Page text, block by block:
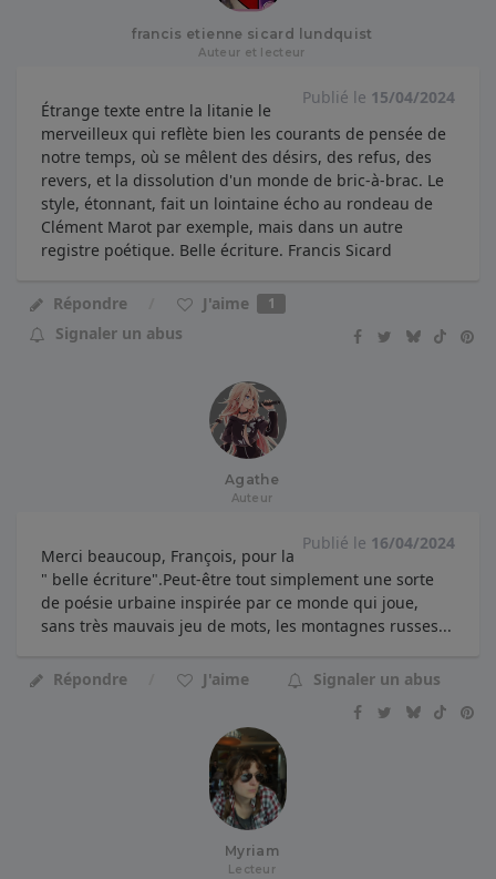
francis etienne sicard lundquist
Auteur et lecteur
Publié le 15/04/2024
Étrange texte entre la litanie le
merveilleux qui reflète bien les courants de pensée de
notre temps, où se mêlent des désirs, des refus, des
revers, et la dissolution d'un monde de bric-à-brac. Le
style, étonnant, fait un lointaine écho au rondeau de
Clément Marot par exemple, mais dans un autre
registre poétique. Belle écriture. Francis Sicard
Répondre J'aime 1
Signaler un abus
Agathe
Auteur
Publié le 16/04/2024
Merci beaucoup, François, pour la
" belle écriture".Peut-être tout simplement une sorte
de poésie urbaine inspirée par ce monde qui joue,
sans très mauvais jeu de mots, les montagnes russes...
Répondre J'aime Signaler un abus
Myriam
Lecteur